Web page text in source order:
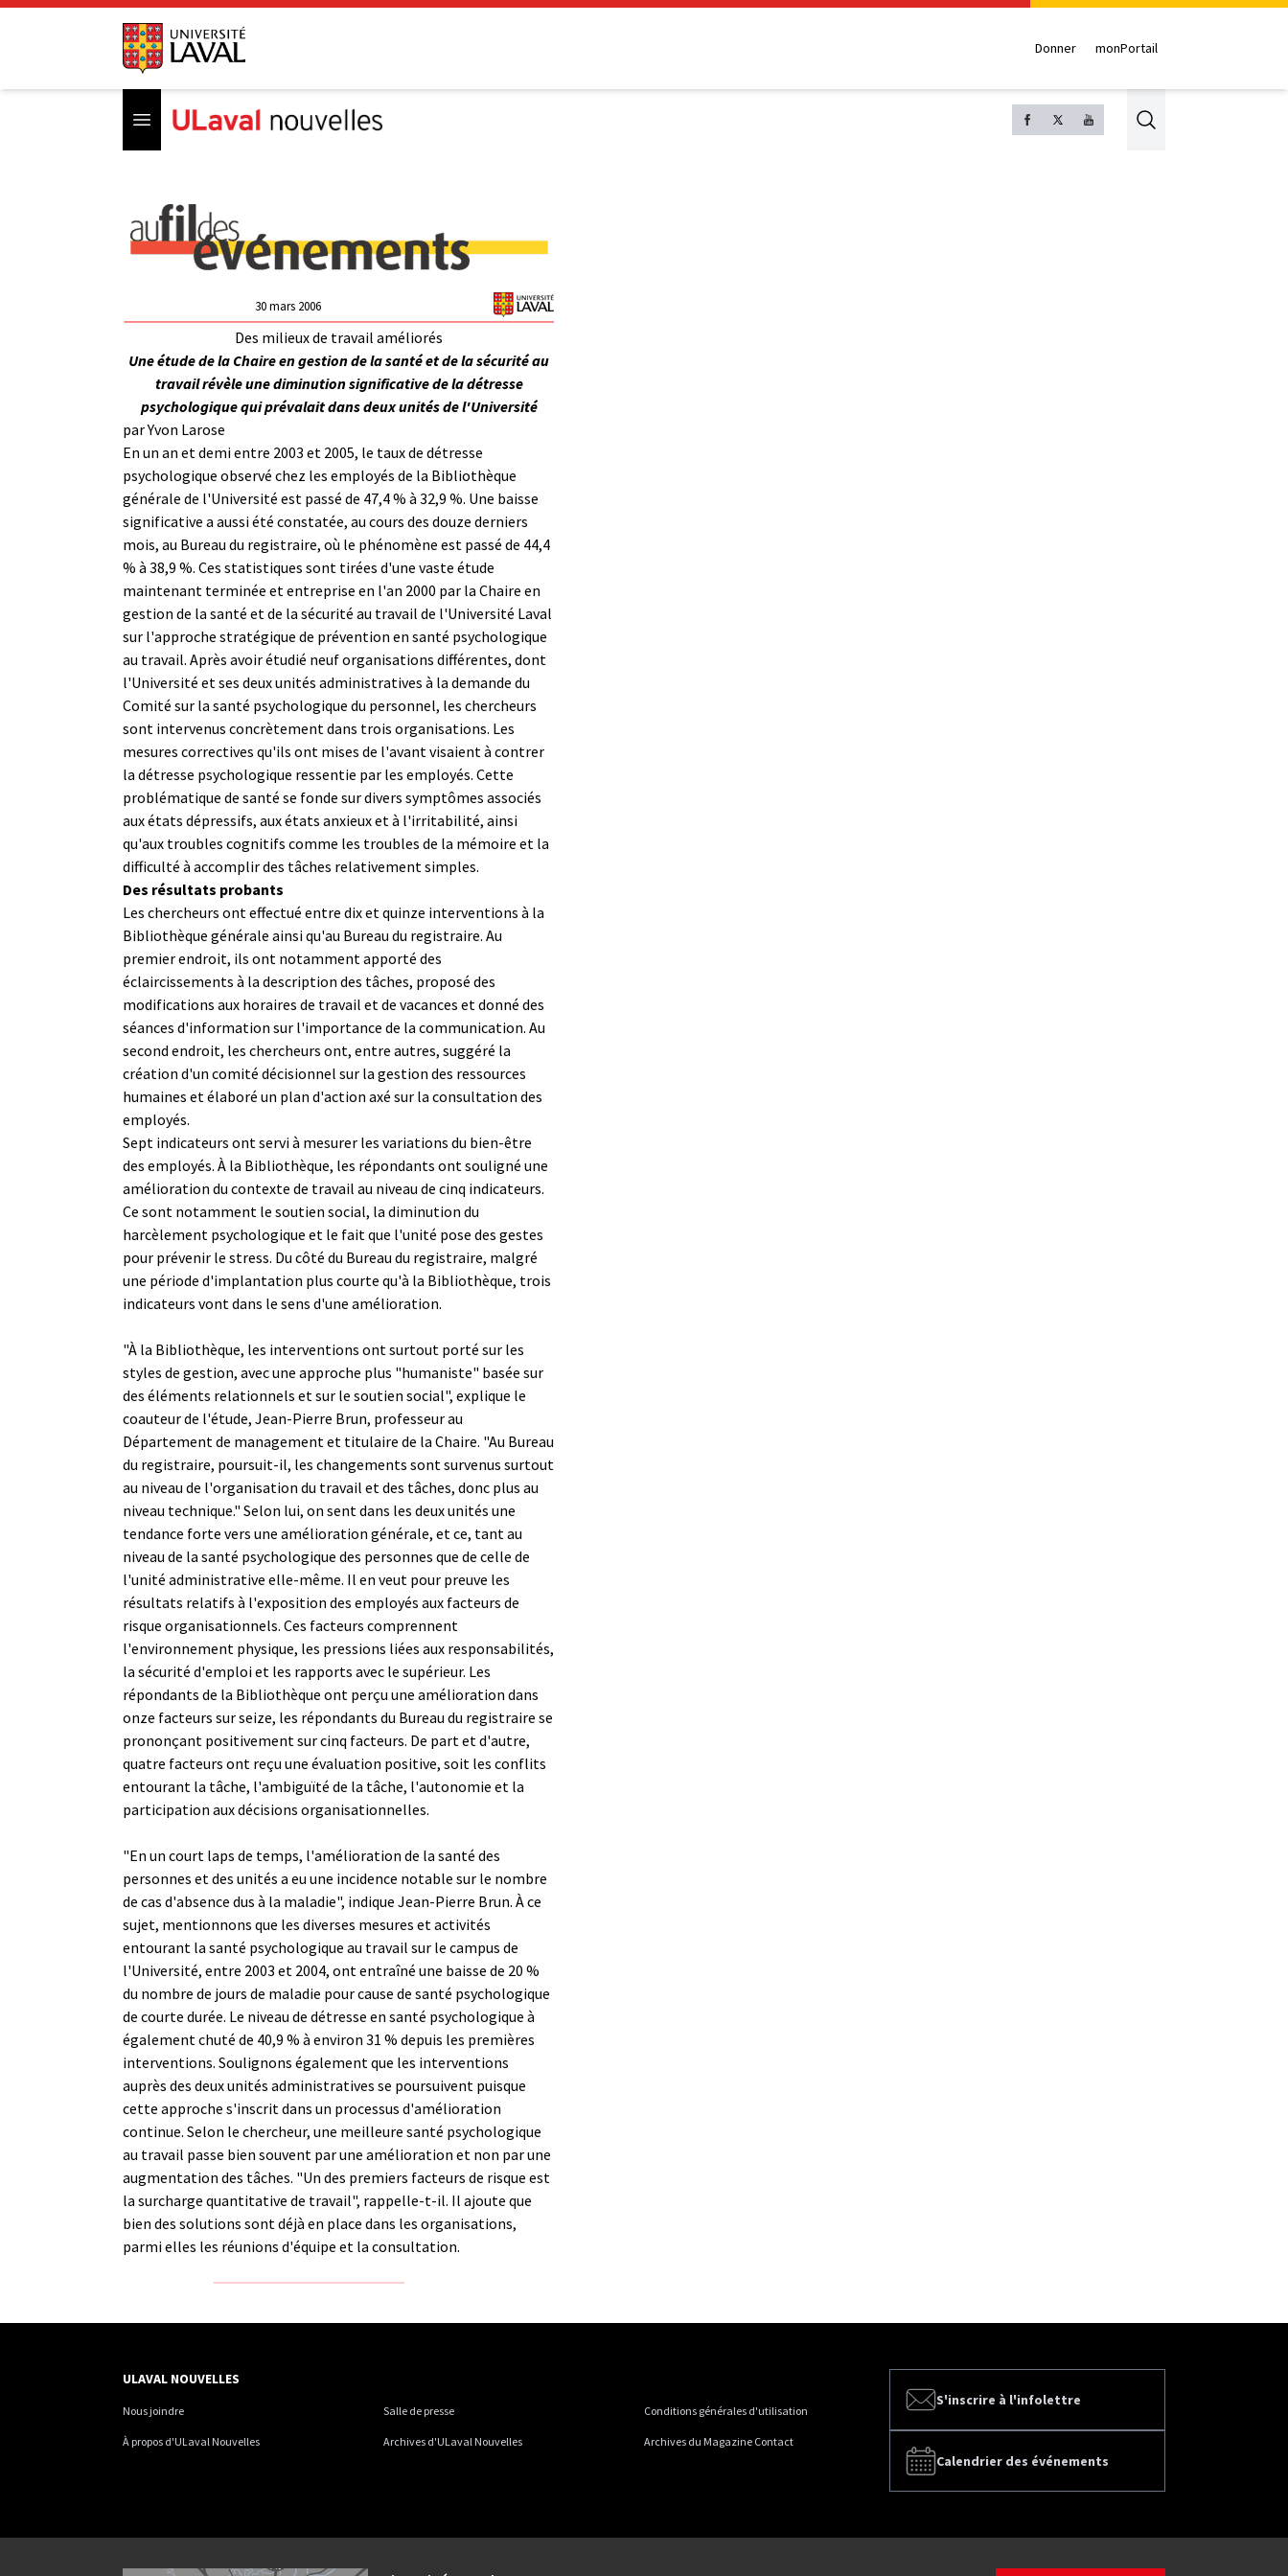
Donner monPortail
Open menu Search
30 mars 2006
Des milieux de travail améliorés
Une étude de la Chaire en gestion de la santé et de la sécurité au
travail révèle une diminution significative de la détresse
psychologique qui prévalait dans deux unités de l'Université
parYvon Larose
En un an et demi entre 2003 et 2005, le taux de détresse
psychologique observé chez les employés de la Bibliothèque
générale de l'Université est passé de 47,4 % à 32,9 %. Une baisse
significative a aussi été constatée, au cours des douze derniers
mois, au Bureau du registraire, où le phénomène est passé de 44,4
% à 38,9 %. Ces statistiques sont tirées d'une vaste étude
maintenant terminée et entreprise en l'an 2000 par la Chaire en
gestion de la santé et de la sécurité au travail de l'Université Laval
sur l'approche stratégique de prévention en santé psychologique
au travail. Après avoir étudié neuf organisations différentes, dont
l'Université et ses deux unités administratives à la demande du
Comité sur la santé psychologique du personnel, les chercheurs
sont intervenus concrètement dans trois organisations. Les
mesures correctives qu'ils ont mises de l'avant visaient à contrer
la détresse psychologique ressentie par les employés. Cette
problématique de santé se fonde sur divers symptômes associés
aux états dépressifs, aux états anxieux et à l'irritabilité, ainsi
qu'aux troubles cognitifs comme les troubles de la mémoire et la
difficulté à accomplir des tâches relativement simples.
Des résultats probants
Les chercheurs ont effectué entre dix et quinze interventions à la
Bibliothèque générale ainsi qu'au Bureau du registraire. Au
premier endroit, ils ont notamment apporté des
éclaircissements à la description des tâches, proposé des
modifications aux horaires de travail et de vacances et donné des
séances d'information sur l'importance de la communication. Au
second endroit, les chercheurs ont, entre autres, suggéré la
création d'un comité décisionnel sur la gestion des ressources
humaines et élaboré un plan d'action axé sur la consultation des
employés.
Sept indicateurs ont servi à mesurer les variations du bien-être
des employés. À la Bibliothèque, les répondants ont souligné une
amélioration du contexte de travail au niveau de cinq indicateurs.
Ce sont notamment le soutien social, la diminution du
harcèlement psychologique et le fait que l'unité pose des gestes
pour prévenir le stress. Du côté du Bureau du registraire, malgré
une période d'implantation plus courte qu'à la Bibliothèque, trois
indicateurs vont dans le sens d'une amélioration.
"À la Bibliothèque, les interventions ont surtout porté sur les
styles de gestion, avec une approche plus "humaniste" basée sur
des éléments relationnels et sur le soutien social", explique le
coauteur de l'étude, Jean-Pierre Brun, professeur au
Département de management et titulaire de la Chaire. "Au Bureau
du registraire, poursuit-il, les changements sont survenus surtout
au niveau de l'organisation du travail et des tâches, donc plus au
niveau technique." Selon lui, on sent dans les deux unités une
tendance forte vers une amélioration générale, et ce, tant au
niveau de la santé psychologique des personnes que de celle de
l'unité administrative elle-même. Il en veut pour preuve les
résultats relatifs à l'exposition des employés aux facteurs de
risque organisationnels. Ces facteurs comprennent
l'environnement physique, les pressions liées aux responsabilités,
la sécurité d'emploi et les rapports avec le supérieur. Les
répondants de la Bibliothèque ont perçu une amélioration dans
onze facteurs sur seize, les répondants du Bureau du registraire se
prononçant positivement sur cinq facteurs. De part et d'autre,
quatre facteurs ont reçu une évaluation positive, soit les conflits
entourant la tâche, l'ambiguïté de la tâche, l'autonomie et la
participation aux décisions organisationnelles.
"En un court laps de temps, l'amélioration de la santé des
personnes et des unités a eu une incidence notable sur le nombre
de cas d'absence dus à la maladie", indique Jean-Pierre Brun. À ce
sujet, mentionnons que les diverses mesures et activités
entourant la santé psychologique au travail sur le campus de
l'Université, entre 2003 et 2004, ont entraîné une baisse de 20 %
du nombre de jours de maladie pour cause de santé psychologique
de courte durée. Le niveau de détresse en santé psychologique à
également chuté de 40,9 % à environ 31 % depuis les premières
interventions. Soulignons également que les interventions
auprès des deux unités administratives se poursuivent puisque
cette approche s'inscrit dans un processus d'amélioration
continue. Selon le chercheur, une meilleure santé psychologique
au travail passe bien souvent par une amélioration et non par une
augmentation des tâches. "Un des premiers facteurs de risque est
la surcharge quantitative de travail", rappelle-t-il. Il ajoute que
bien des solutions sont déjà en place dans les organisations,
parmi elles les réunions d'équipe et la consultation.
S'inscrire à l'infolettre
Calendrier des événements
ULAVAL NOUVELLES
Nous joindre Salle de presse Conditions générales d'utilisation
À propos d'ULaval Nouvelles Archives d'ULaval Nouvelles Archives du Magazine Contact